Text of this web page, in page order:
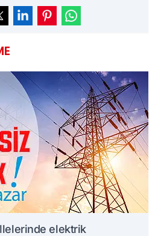
elektrik